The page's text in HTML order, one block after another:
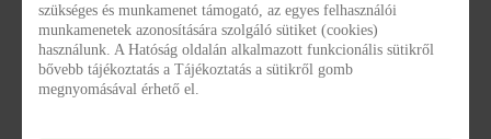
Fájlméret:
182.83 kB
Dátum: 2025. október 20
szükséges és munkamenet támogató, az egyes felhasználói
munkamenetek azonosítására szolgáló sütiket (cookies)
használunk. A Hatóság oldalán alkalmazott funkcionális sütikről
bővebb tájékoztatás a Tájékoztatás a sütikről gomb
megnyomásával érhető el.